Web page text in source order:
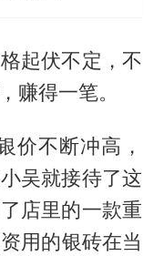
起伏不定，不
赚得一笔。
价不断冲高，
吴就接待了这
店里的一款重
用的银砖在当